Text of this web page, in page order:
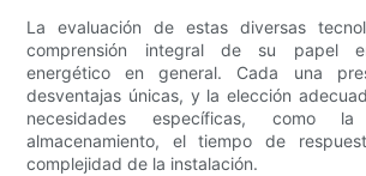
La evaluación de estas diversas
comprensión integral de su papel
energético en general. Cada una
desventajas únicas, y la elección
necesidades específicas, como
almacenamiento, el tiempo de
complejidad de la instalación.